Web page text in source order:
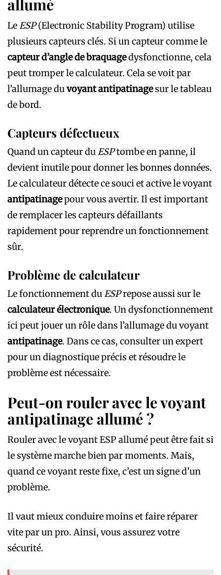
allumé
LeESP(Electronic Stability Program) utilise
plusieurs capteurs clés. Si un capteur comme le
capteur d’angle de braquagedysfonctionne, cela
peut tromper le calculateur. Cela se voit par
l’allumage duvoyant antipatinagesur le tableau
de bord.
Capteurs défectueux
Quand un capteur duESPtombe en panne, il
devient inutile pour donner les bonnes données.
Le calculateur détecte ce souci et active le voyant
antipatinagepour vous avertir. Il est important
de remplacer les capteurs défaillants
rapidement pour reprendre un fonctionnement
sûr.
Problème de calculateur
Le fonctionnement duESPrepose aussi sur le
calculateur électronique. Un dysfonctionnement
ici peut jouer un rôle dans l’allumage du voyant
antipatinage. Dans ce cas, consulter un expert
pour un diagnostique précis et résoudre le
problème est nécessaire.
Peut-on rouler avec le voyant
antipatinage allumé ?
Rouler avec le voyant ESP allumé peut être fait si
le système marche bien par moments. Mais,
quand ce voyant reste fixe, c’est un signe d’un
problème.
Il vaut mieux conduire moins et faire réparer
vite par un pro. Ainsi, vous assurez votre
sécurité.